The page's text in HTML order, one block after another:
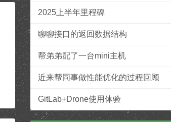
2025上半年里程碑
聊聊接口的返回数据结构
帮弟弟配了一台mini主机
近来帮同事做性能优化的过程回顾
GitLab+Drone使用体验